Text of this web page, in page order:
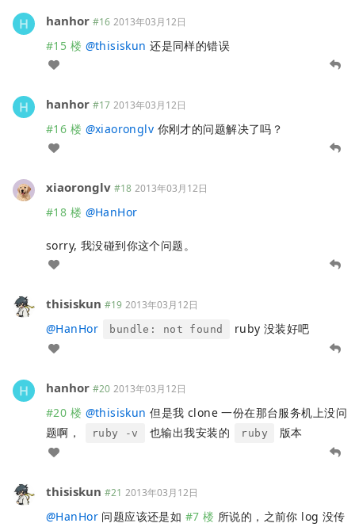
hanhor #16 2013年03月12日
#15 楼 @thisiskun 还是同样的错误
hanhor #17 2013年03月12日
#16 楼 @xiaoronglv 你刚才的问题解决了吗？
xiaoronglv #18 2013年03月12日
#18 楼 @HanHor
sorry, 我没碰到你这个问题。
thisiskun #19 2013年03月12日
@HanHor bundle: not found ruby 没装好吧
hanhor #20 2013年03月12日
#20 楼 @thisiskun 但是我 clone 一份在那台服务机上没问
题啊，
ruby -v 也输出我安装的 ruby 版本
thisiskun #21 2013年03月12日
@HanHor问题应该还是如 #7 楼 所说的，之前你 log 没传